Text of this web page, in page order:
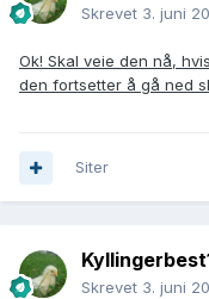
Skrevet 3. juni
Ok! Skal veie den nå,
den fortsetter å gå ned
Siter
Skrevet 3. juni